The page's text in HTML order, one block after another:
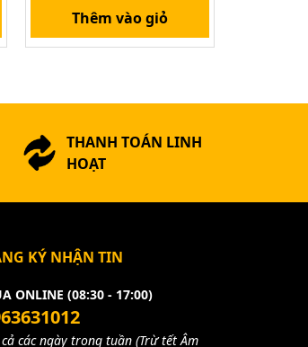
Thêm vào giỏ
THANH TOÁN LINH
HOẠT
KÝ NHẬN TIN
ONLINE (08:30 - 17:00)
cả các ngày trong tuần (Trừ tết Âm